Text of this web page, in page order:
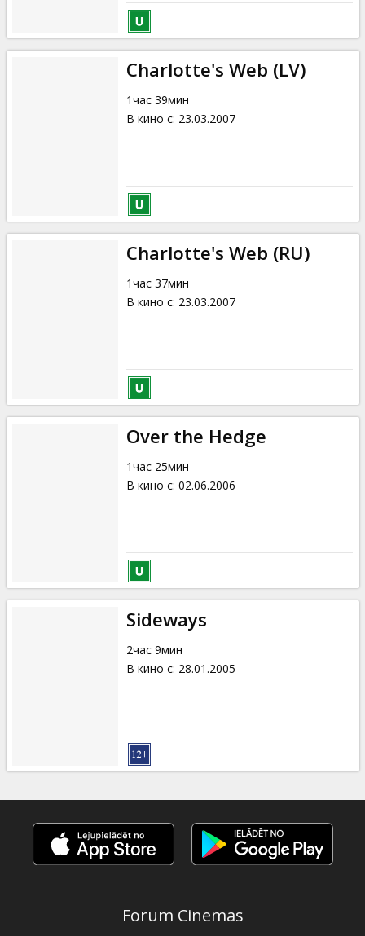
Charlotte's Web (LV)
1час 39мин
В кино с: 23.03.2007
Charlotte's Web (RU)
1час 37мин
В кино с: 23.03.2007
Over the Hedge
1час 25мин
В кино с: 02.06.2006
Sideways
2час 9мин
В кино с: 28.01.2005
Forum Cinemas